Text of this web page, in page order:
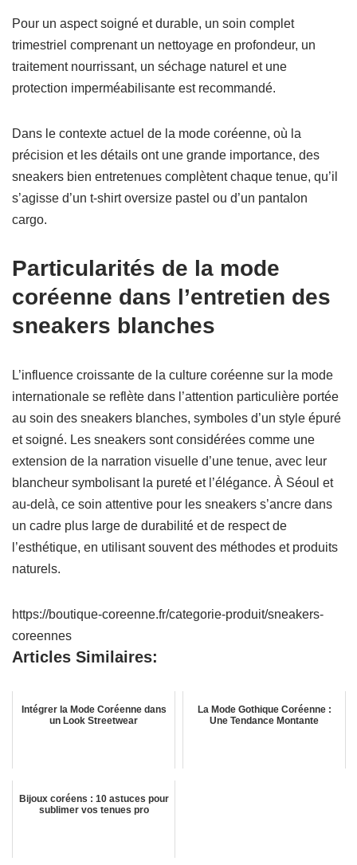
Pour un aspect soigné et durable, un soin complet
trimestriel comprenant un nettoyage en profondeur, un
traitement nourrissant, un séchage naturel et une
protection imperméabilisante est recommandé.
Dans le contexte actuel de la mode coréenne, où la
précision et les détails ont une grande importance, des
sneakers bien entretenues complètent chaque tenue, qu’il
s’agisse d’un t-shirt oversize pastel ou d’un pantalon
cargo.
Particularités de la mode
coréenne dans l’entretien des
sneakers blanches
L’influence croissante de la culture coréenne sur la mode
internationale se reflète dans l’attention particulière portée
au soin des sneakers blanches, symboles d’un style épuré
et soigné. Les sneakers sont considérées comme une
extension de la narration visuelle d’une tenue, avec leur
blancheur symbolisant la pureté et l’élégance. À Séoul et
au-delà, ce soin attentive pour les sneakers s’ancre dans
un cadre plus large de durabilité et de respect de
l’esthétique, en utilisant souvent des méthodes et produits
naturels.
https://boutique-coreenne.fr/categorie-produit/sneakers-
coreennes
Articles Similaires:
Intégrer la Mode Coréenne dans
un Look Streetwear
La Mode Gothique Coréenne :
Une Tendance Montante
Bijoux coréens : 10 astuces pour
sublimer vos tenues pro